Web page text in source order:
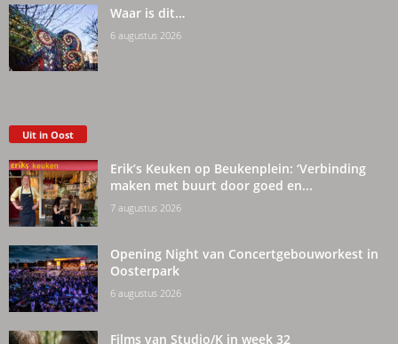
Waar is dit…
6 augustus 2026
Uit in Oost
Erik’s Keuken op Beukenplein: ‘Verbinding
maken met buurt door goed en...
7 augustus 2026
Opening Night van Concertgebouworkest in
Oosterpark
6 augustus 2026
Films van Studio/K in week 32